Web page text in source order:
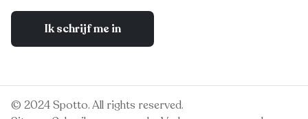
Ik schrijf me in
© 2024 Spotto. All rights reserved.